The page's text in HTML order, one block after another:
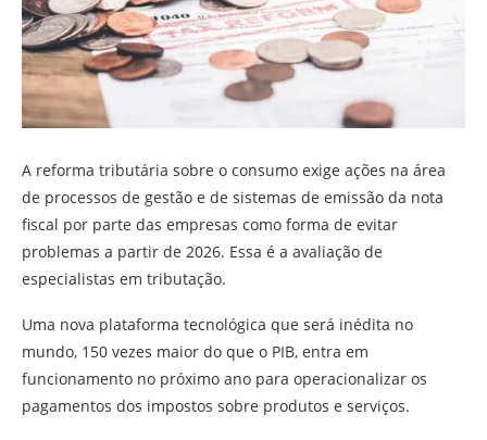
A reforma tributária sobre o consumo exige ações na área
de processos de gestão e de sistemas de emissão da nota
fiscal por parte das empresas como forma de evitar
problemas a partir de 2026. Essa é a avaliação de
especialistas em tributação.
Uma nova plataforma tecnológica que será inédita no
mundo, 150 vezes maior do que o PIB, entra em
funcionamento no próximo ano para operacionalizar os
pagamentos dos impostos sobre produtos e serviços.